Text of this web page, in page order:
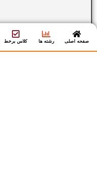
صفحه اصلی رشته ها کلاس برخط